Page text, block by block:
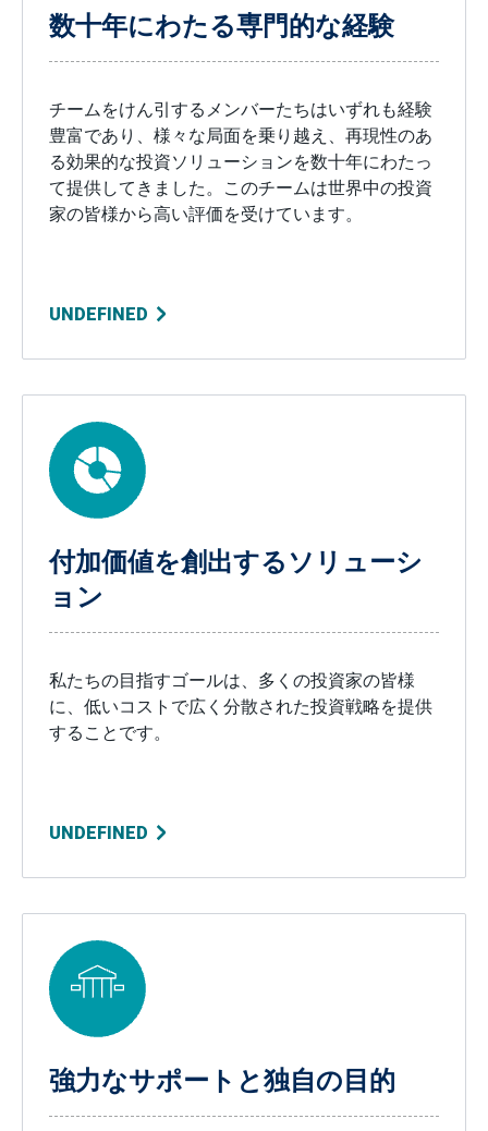
数十年にわたる専門的な経験
チームをけん引するメンバーたちはいずれも経験
豊富であり、様々な局面を乗り越え、再現性のあ
る効果的な投資ソリューションを数十年にわたっ
て提供してきました。このチームは世界中の投資
家の皆様から高い評価を受けています。
UNDEFINED
付加価値を創出するソリューシ
ョン
私たちの目指すゴールは、多くの投資家の皆様
に、低いコストで広く分散された投資戦略を提供
することです。
UNDEFINED
強力なサポートと独自の目的